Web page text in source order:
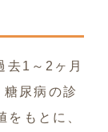
去1 ～ 2 ヶ月
糖尿病の診
をもとに、